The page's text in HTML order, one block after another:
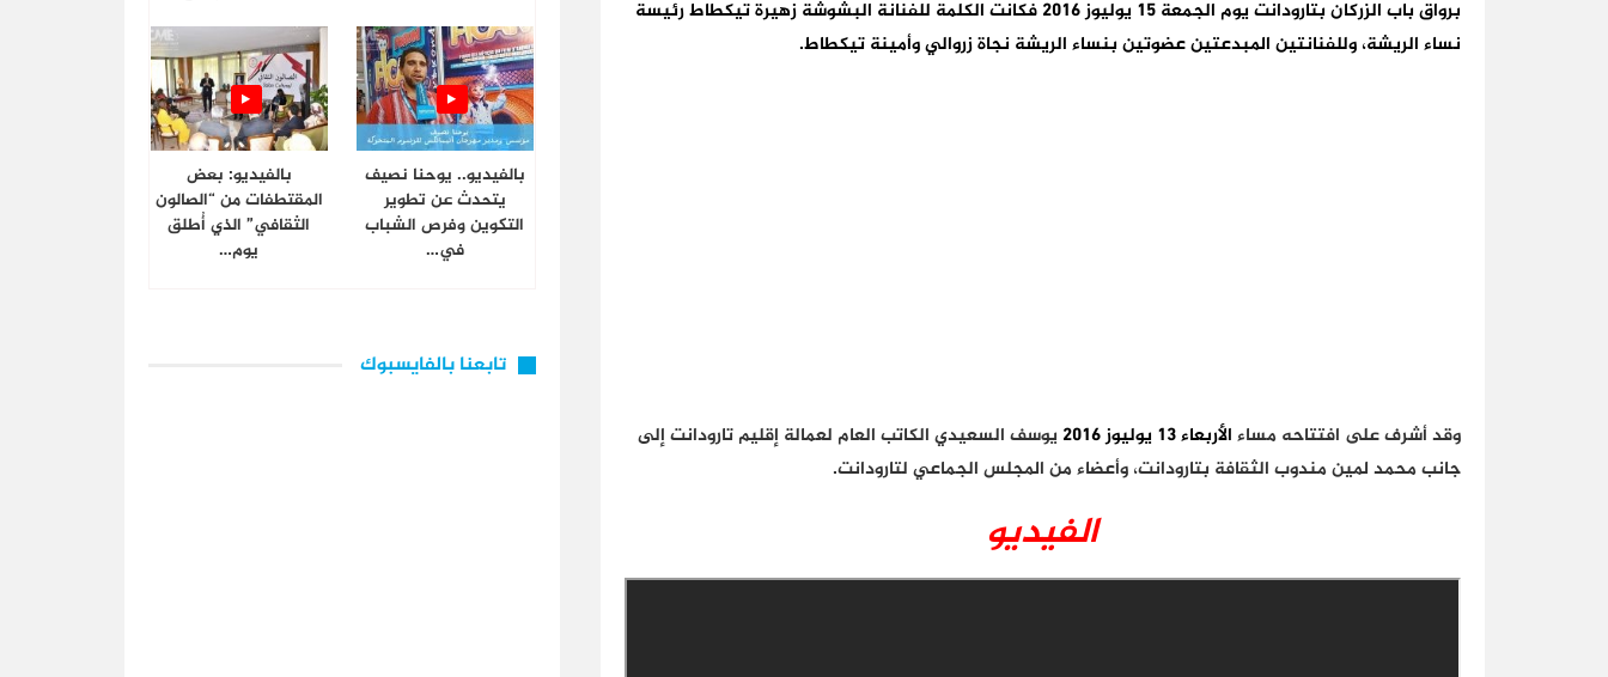
برواق باب الزركان بتارودانت يوم الجمعة 15 يوليوز 2016
فكانت الكلمة للفنانة البشوشة زهيرة تيكطاط رئيسة
نساء الريشة، وللفنانتين المبدعتين عضوتين بنساء الريشة نجاة زروالي وأمينة تيكطاط.
وقد أشرف على افتتاحه مساء الأربعاء 13 يوليوز 2016
يوسف السعيدي الكاتب العام لعمالة إقليم تارودانت إلى
جانب محمد لمين مندوب الثقافة بتارودانت، وأعضاء من المجلس الجماعي لتارودانت.
الفيديو
بالفيديو.. يوحنا نصيف
يتحدث عن تطوير
التكوين وفرص الشباب
في…
بالفيديو: بعض
المقتطفات من “الصالون
الثقافي” الذي أُطلق
يوم…
تابعنا بالفايسبوك